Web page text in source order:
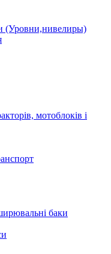
(Уровни,нивелиры)
мотоблоків і
баки